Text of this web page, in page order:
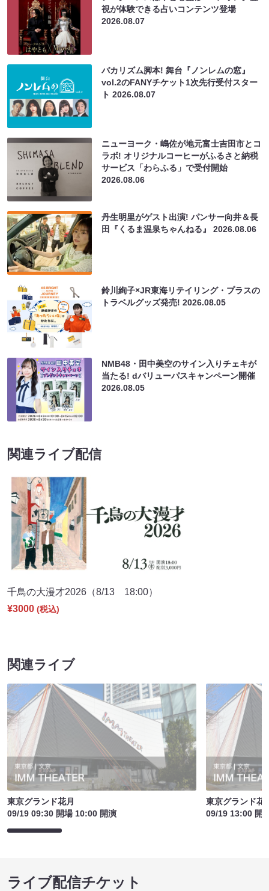
視が体験できる占いコンテンツ登場
2026.08.07
バカリズム脚本! 舞台『ノンレムの窓』
vol.2のFANYチケット1次先行受付スター
ト2026.08.07
ニューヨーク・嶋佐が地元富士吉田市とコ
ラボ! オリジナルコーヒーがふるさと納税
サービス「わらふる」で受付開始
2026.08.06
丹生明里がゲスト出演! パンサー向井＆長
田『くるま温泉ちゃんねる』2026.08.06
鈴川絢子×JR東海リテイリング・プラスの
トラベルグッズ発売!2026.08.05
NMB48・田中美空のサイン入りチェキが
当たる! dバリューパスキャンペーン開催
2026.08.05
関連ライブ配信
千鳥の大漫才2026（8/13 18:00）
¥3000 (税込)
関連ライブ
東京グランド花月
09/19 09:30 開場 10:00 開演
東京グランド花
09/19 13:00 開
ライブ配信チケット